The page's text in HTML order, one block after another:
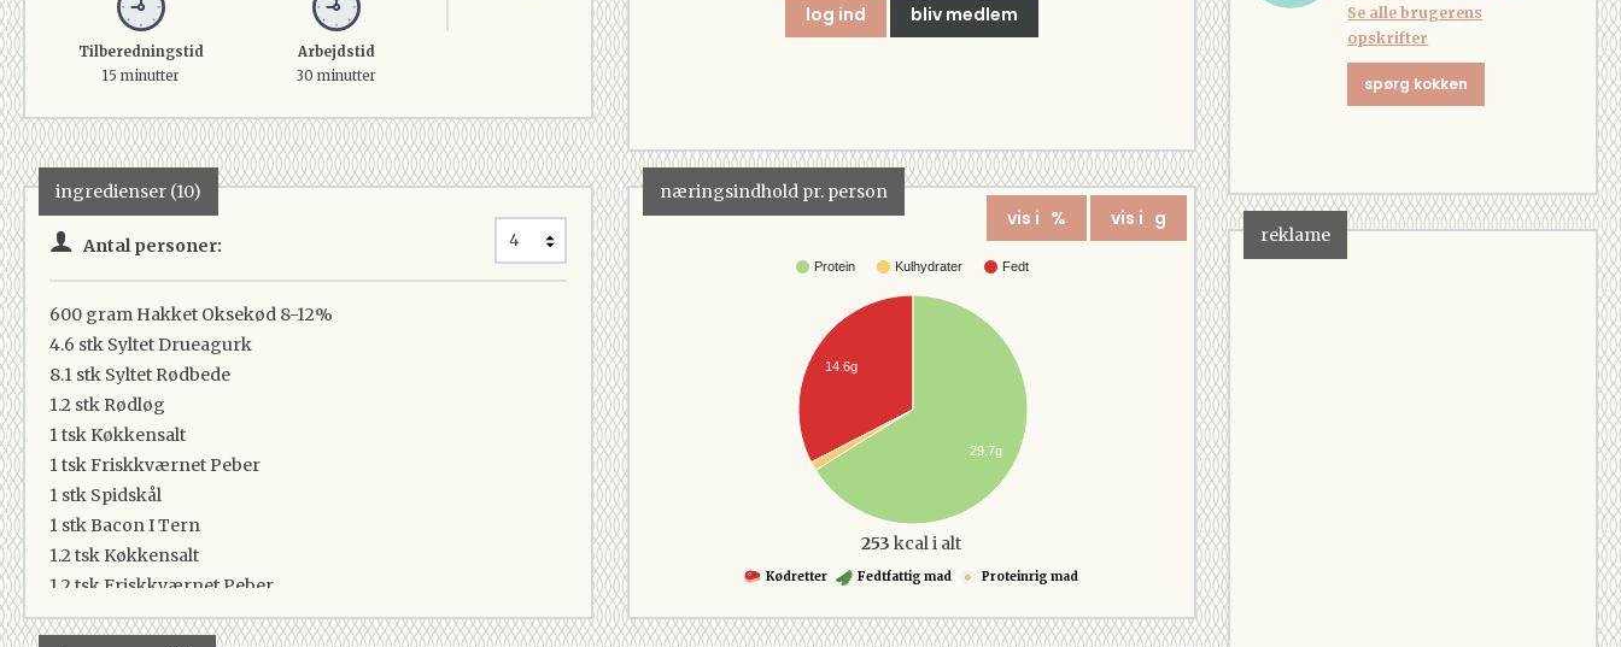
Tilberedningstid
15 minutter
Arbejdstid
30 minutter
log ind bliv medlem
ingredienser (10)
Antal personer:
600 gram Hakket Oksekød 8-12%
4.6 stk Syltet Drueagurk
8.1 stk Syltet Rødbede
1.2 stk Rødløg
1 tsk Køkkensalt
1 tskFriskkværnet Peber
1 stk Spidskål
1 stkBacon I Tern
1.2 tsk Køkkensalt
1.2 tsk Friskkværnet Peber
næringsindhold pr. person
vis i % vis i g
Protein Kulhydrater Fedt
14.6g
29.7g
253 kcal i alt
Kødretter Fedtfattig mad Proteinrig mad
Se alle brugerens
opskrifter
spørg kokken
reklame